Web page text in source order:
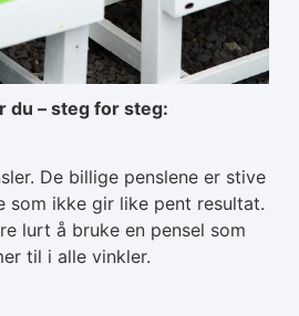
du – steg for steg:
De billige penslene er stive
som ikke gir like pent resultat.
lurt å bruke en pensel som
til i alle vinkler.